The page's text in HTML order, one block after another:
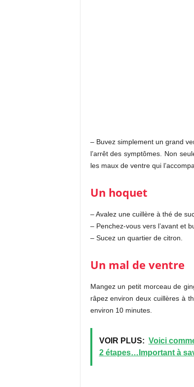
– Buvez simplement un grand
l’arrêt des symptômes. Non
les maux de ventre qui
Un hoquet
– Avalez une cuillère à thé de
– Penchez-vous vers l’avant et
– Sucez un quartier de citron.
Un mal de ventre
Mangez un petit morceau de
râpez environ deux cuillères à
environ 10 minutes.
VOIR PLUS: Voici
2 étapes…Important à